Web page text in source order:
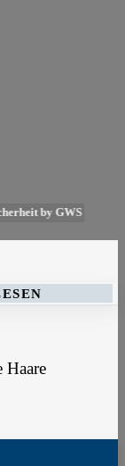
by GWS
Haare